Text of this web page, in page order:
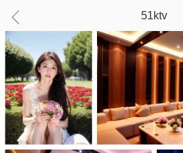
51ktv